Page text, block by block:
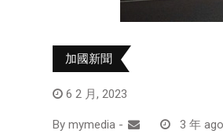
加國新聞
6 2 月, 2023
By mymedia - 3 年 ago